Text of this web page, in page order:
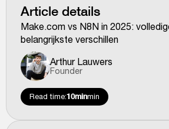
Article details
Make.com vs N8N in 2025:
belangrijkste verschillen
Arthur Lauwers
Founder
Read time:10minmin